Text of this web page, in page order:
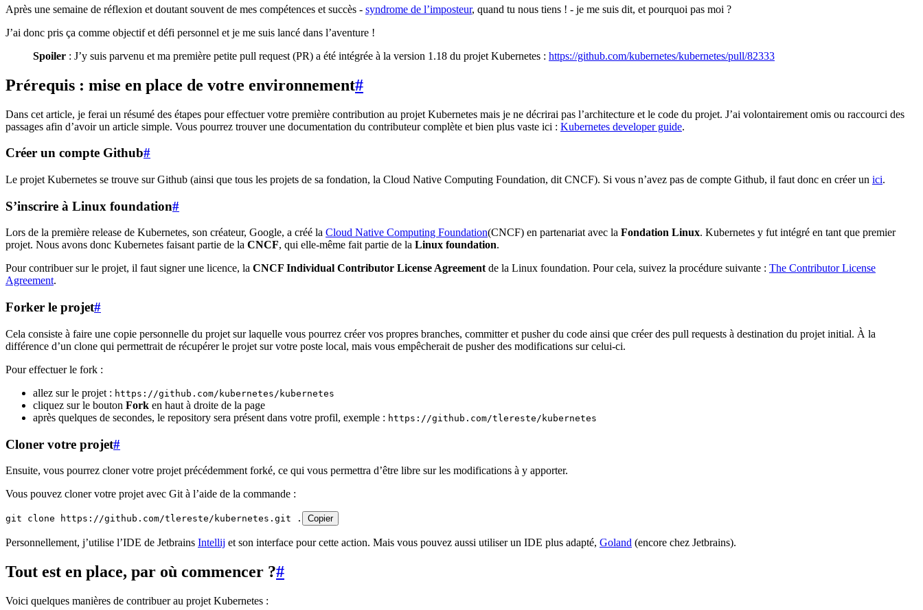
Après une semaine de réflexion et doutant souvent de mes compétences et succès - syndrome de l’imposteur, quand tu nous tiens ! - je me suis dit, et pourquoi pas moi ?
J’ai donc pris ça comme objectif et défi personnel et je me suis lancé dans l’aventure !
Spoiler : J’y suis parvenu et ma première petite pull request (PR) a été intégrée à la version 1.18 du projet Kubernetes : https://github.com/kubernetes/kubernetes/pull/82333
Prérequis : mise en place de votre environnement#
Dans cet article, je ferai un résumé des étapes pour effectuer votre première contribution au projet Kubernetes mais je ne décrirai pas l’architecture et le code du projet. J’ai volontairement omis ou raccourci des
passages afin d’avoir un article simple. Vous pourrez trouver une documentation du contributeur complète et bien plus vaste ici : Kubernetes developer guide.
Créer un compte Github#
Le projet Kubernetes se trouve sur Github (ainsi que tous les projets de sa fondation, la Cloud Native Computing Foundation, dit CNCF). Si vous n’avez pas de compte Github, il faut donc en créer un ici.
S’inscrire à Linux foundation#
Lors de la première release de Kubernetes, son créateur, Google, a créé la Cloud Native Computing Foundation(CNCF) en partenariat avec la Fondation Linux. Kubernetes y fut intégré en tant que premier
projet. Nous avons donc Kubernetes faisant partie de la CNCF, qui elle-même fait partie de la Linux foundation.
Pour contribuer sur le projet, il faut signer une licence, la CNCF Individual Contributor License Agreement de la Linux foundation. Pour cela, suivez la procédure suivante : The Contributor License
Agreement.
Forker le projet#
Cela consiste à faire une copie personnelle du projet sur laquelle vous pourrez créer vos propres branches, committer et pusher du code ainsi que créer des pull requests à destination du projet initial. À la
différence d’un clone qui permettrait de récupérer le projet sur votre poste local, mais vous empêcherait de pusher des modifications sur celui-ci.
Pour effectuer le fork :
allez sur le projet : https://github.com/kubernetes/kubernetes
cliquez sur le bouton Fork en haut à droite de la page
après quelques de secondes, le repository sera présent dans votre profil, exemple : https://github.com/tlereste/kubernetes
Cloner votre projet#
Ensuite, vous pourrez cloner votre projet précédemment forké, ce qui vous permettra d’être libre sur les modifications à y apporter.
Vous pouvez cloner votre projet avec Git à l’aide de la commande :
git clone https://github.com/tlereste/kubernetes.git . Copier
Personnellement, j’utilise l’IDE de Jetbrains Intellij et son interface pour cette action. Mais vous pouvez aussi utiliser un IDE plus adapté, Goland (encore chez Jetbrains).
Tout est en place, par où commencer ?#
Voici quelques manières de contribuer au projet Kubernetes :